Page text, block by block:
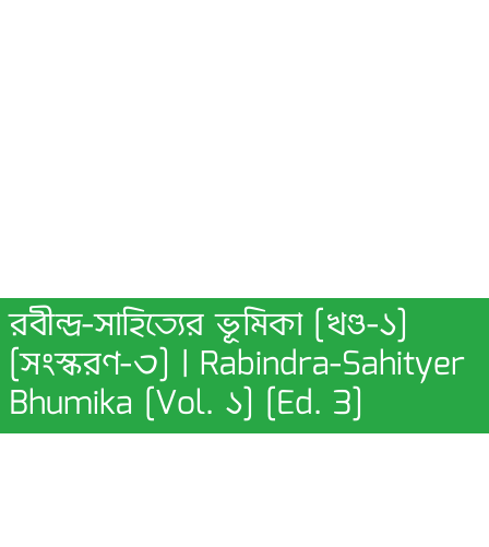
রবীন্দ্র-সাহিত্যের ভূমিকা [খণ্ড-১]
[সংস্করণ-৩] | Rabindra-Sahityer
Bhumika [Vol. ১] [Ed. 3]